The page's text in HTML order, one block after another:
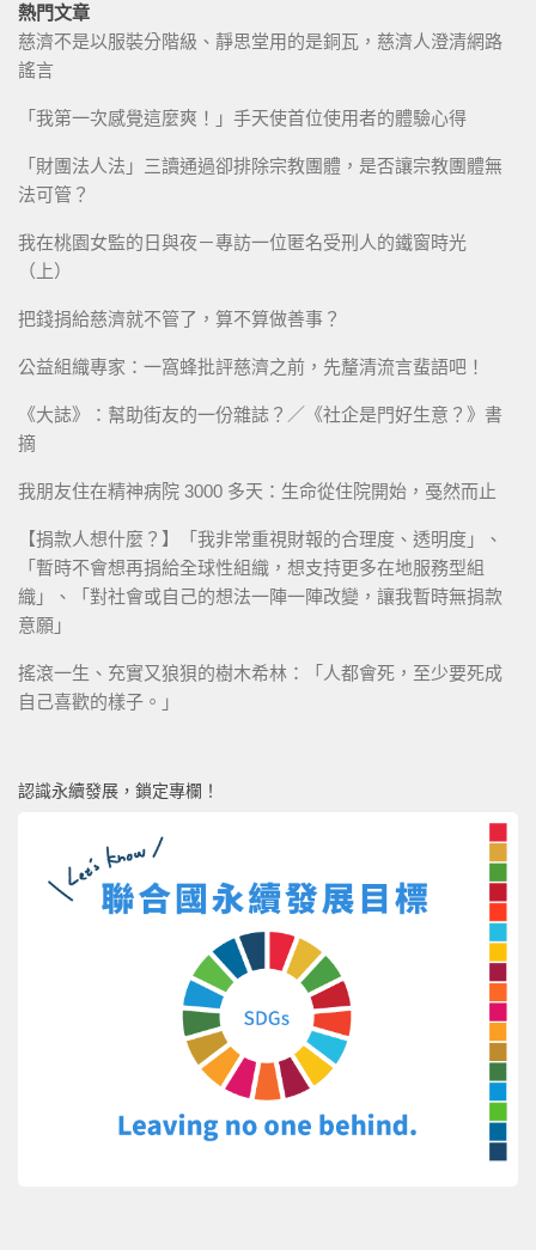
熱門文章
慈濟不是以服裝分階級、靜思堂用的是銅瓦，慈濟人澄清網路
謠言
「我第一次感覺這麼爽！」手天使首位使用者的體驗心得
「財團法人法」三讀通過卻排除宗教團體，是否讓宗教團體無
法可管？
我在桃園女監的日與夜－專訪一位匿名受刑人的鐵窗時光
（上）
把錢捐給慈濟就不管了，算不算做善事？
公益組織專家：一窩蜂批評慈濟之前，先釐清流言蜚語吧！
《大誌》：幫助街友的一份雜誌？／《社企是門好生意？》書
摘
我朋友住在精神病院 3000 多天：生命從住院開始，戞然而止
【捐款人想什麼？】「我非常重視財報的合理度、透明度」、
「暫時不會想再捐給全球性組織，想支持更多在地服務型組
織」、「對社會或自己的想法一陣一陣改變，讓我暫時無捐款
意願」
搖滾一生、充實又狼狽的樹木希林：「人都會死，至少要死成
自己喜歡的樣子。」
認識永續發展，鎖定專欄！